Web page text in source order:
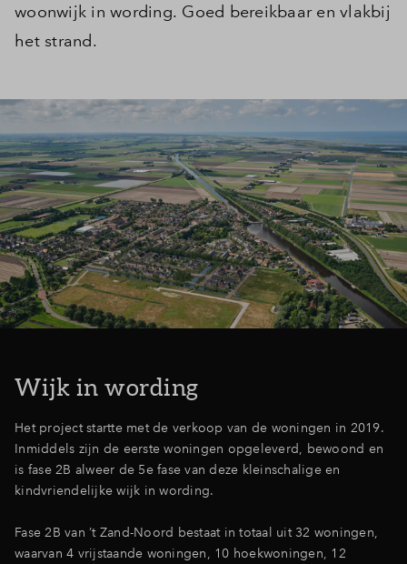
woonwijk in wording. Goed bereikbaar en vlakbij
het strand.
Wijk in wording
Het project startte met de verkoop van de woningen in 2019.
Inmiddels zijn de eerste woningen opgeleverd, bewoond en
is fase 2B alweer de 5e fase van deze kleinschalige en
kindvriendelijke wijk in wording.
Fase 2B van ’t Zand-Noord bestaat in totaal uit 32 woningen,
waarvan 4 vrijstaande woningen, 10 hoekwoningen, 12